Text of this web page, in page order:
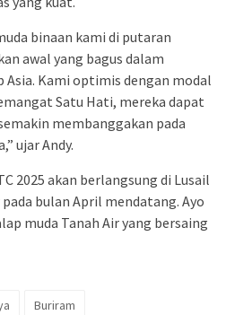
binaan kami di putaran
awal yang bagus dalam
Kami optimis dengan modal
Satu Hati, mereka dapat
membanggakan pada
ujar Andy.
2025 akan berlangsung di Lusail
bulan April mendatang. Ayo
muda Tanah Air yang bersaing
Buriram